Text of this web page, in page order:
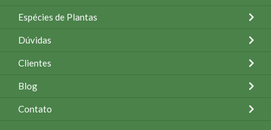
Espécies de Plantas
Dúvidas
Clientes
Blog
Contato